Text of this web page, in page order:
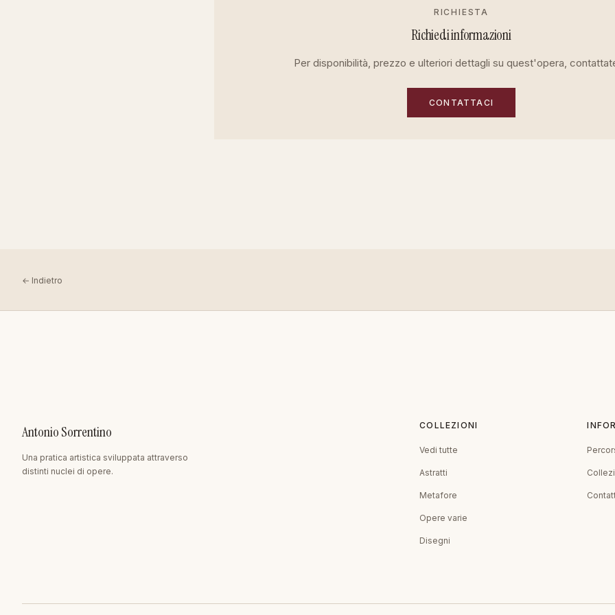
RICHIESTA
Richiedi informazioni
Per disponibilità, prezzo e ulteriori dettagli su quest'opera,
CONTATTACI
← Indietro
Antonio Sorrentino
Una pratica artistica sviluppata attraverso
distinti nuclei di opere.
COLLEZIONI
Vedi tutte
Astratti
Metafore
Opere varie
Disegni